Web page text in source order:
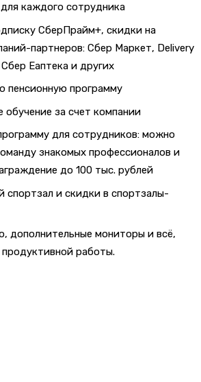
каждого сотрудника
СберПрайм+, скидки на
партнеров: Сбер Маркет, Delivery
Еаптека и других
пенсионную программу
обучение за счет компании
для сотрудников: можно
знакомых профессионалов и
до 100 тыс. рублей
спортзал и скидки в спортзалы-
дополнительные мониторы и всё,
работы.